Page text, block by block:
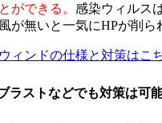
ができる。 感染ウィルス
が無いと一気にHPが削ら
ィンドの仕様と対策はこ
ラストなどでも対策は可